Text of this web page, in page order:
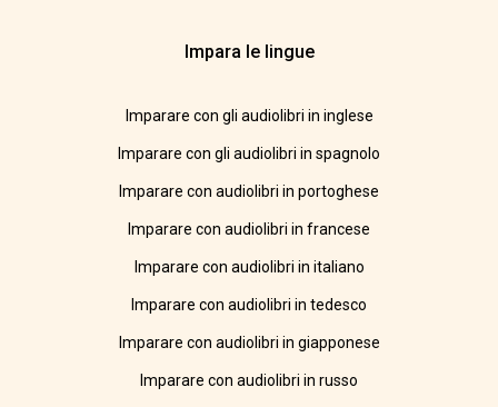
Impara le lingue
Imparare con gli audiolibri in inglese
Imparare con gli audiolibri in spagnolo
Imparare con audiolibri in portoghese
Imparare con audiolibri in francese
Imparare con audiolibri in italiano
Imparare con audiolibri in tedesco
Imparare con audiolibri in giapponese
Imparare con audiolibri in russo